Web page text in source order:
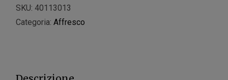
SKU:40113013
Categoria:Affresco